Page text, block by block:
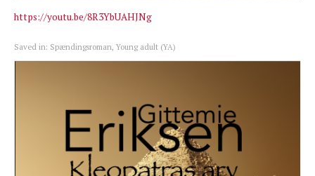
https://youtu.be/8R3YbUAHJNg
Saved in: Spændingsroman, Young adult (YA)